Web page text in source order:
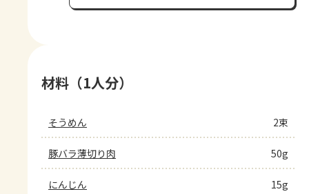
保存済み
材料（1人分）
そうめん 2束
豚バラ薄切り肉 50g
にんじん 15g